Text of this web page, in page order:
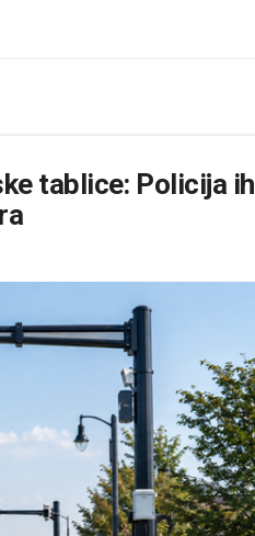
tablice: Policija ih